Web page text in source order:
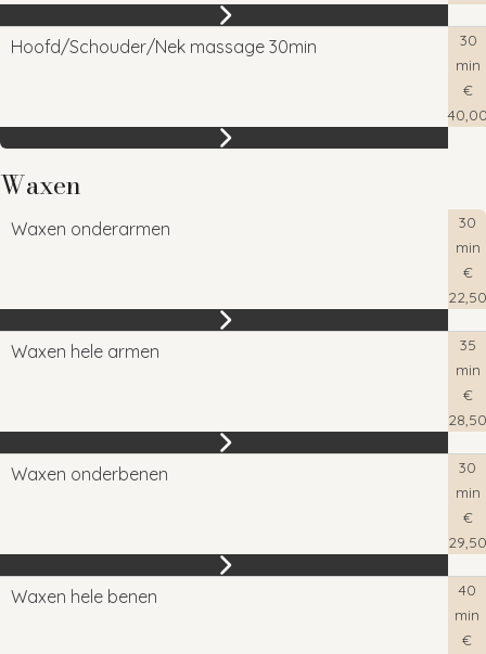
Hoofd/Schouder/Nek massage 30min
30
min
€
Waxen
Waxen onderarmen
30
min
€
22,50
Waxen hele armen
35
min
€
28,50
Waxen onderbenen
30
min
€
29,50
Waxen hele benen
40
min
€